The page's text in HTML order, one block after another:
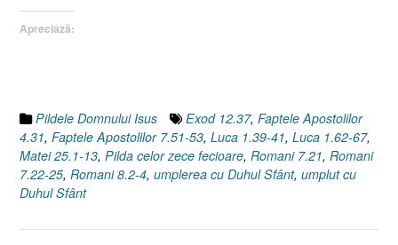
25.1-
13]”
Apreciază:
Pildele Domnului Isus Exod 12.37, Faptele Apostolilor
4.31, Faptele Apostolilor 7.51-53, Luca 1.39-41, Luca 1.62-67,
Matei 25.1-13, Pilda celor zece fecioare, Romani 7.21, Romani
7.22-25, Romani 8.2-4, umplerea cu Duhul Sfânt, umplut cu
Duhul Sfânt